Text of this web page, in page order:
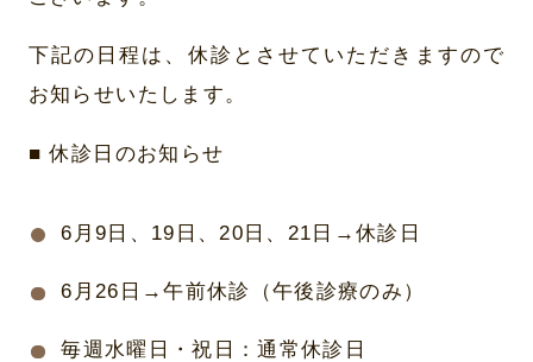
下記の日程は、休診とさせていただきますので
お知らせいたします。
■ 休診日のお知らせ
6月9日、19日、20日、21日→休診日
6月26日→午前休診（午後診療のみ）
毎週水曜日・祝日：通常休診日